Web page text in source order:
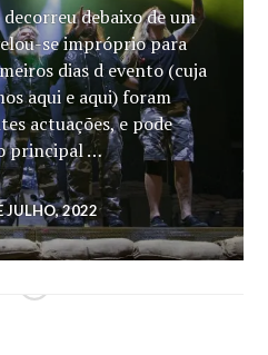
debaixo de um
se impróprio para
dias d evento (cuja
aqui e aqui) foram
actuações, e pode
principal …
– Heavy Rock Festival @
JULHO, 2022